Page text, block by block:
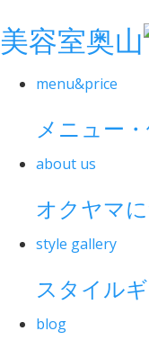
美容室奥山
menu&price
メニュー
about us
オクヤマ
style gallery
スタイル
blog